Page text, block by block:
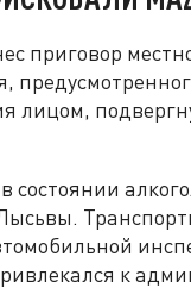
приговор
лицом,
состоянии
к